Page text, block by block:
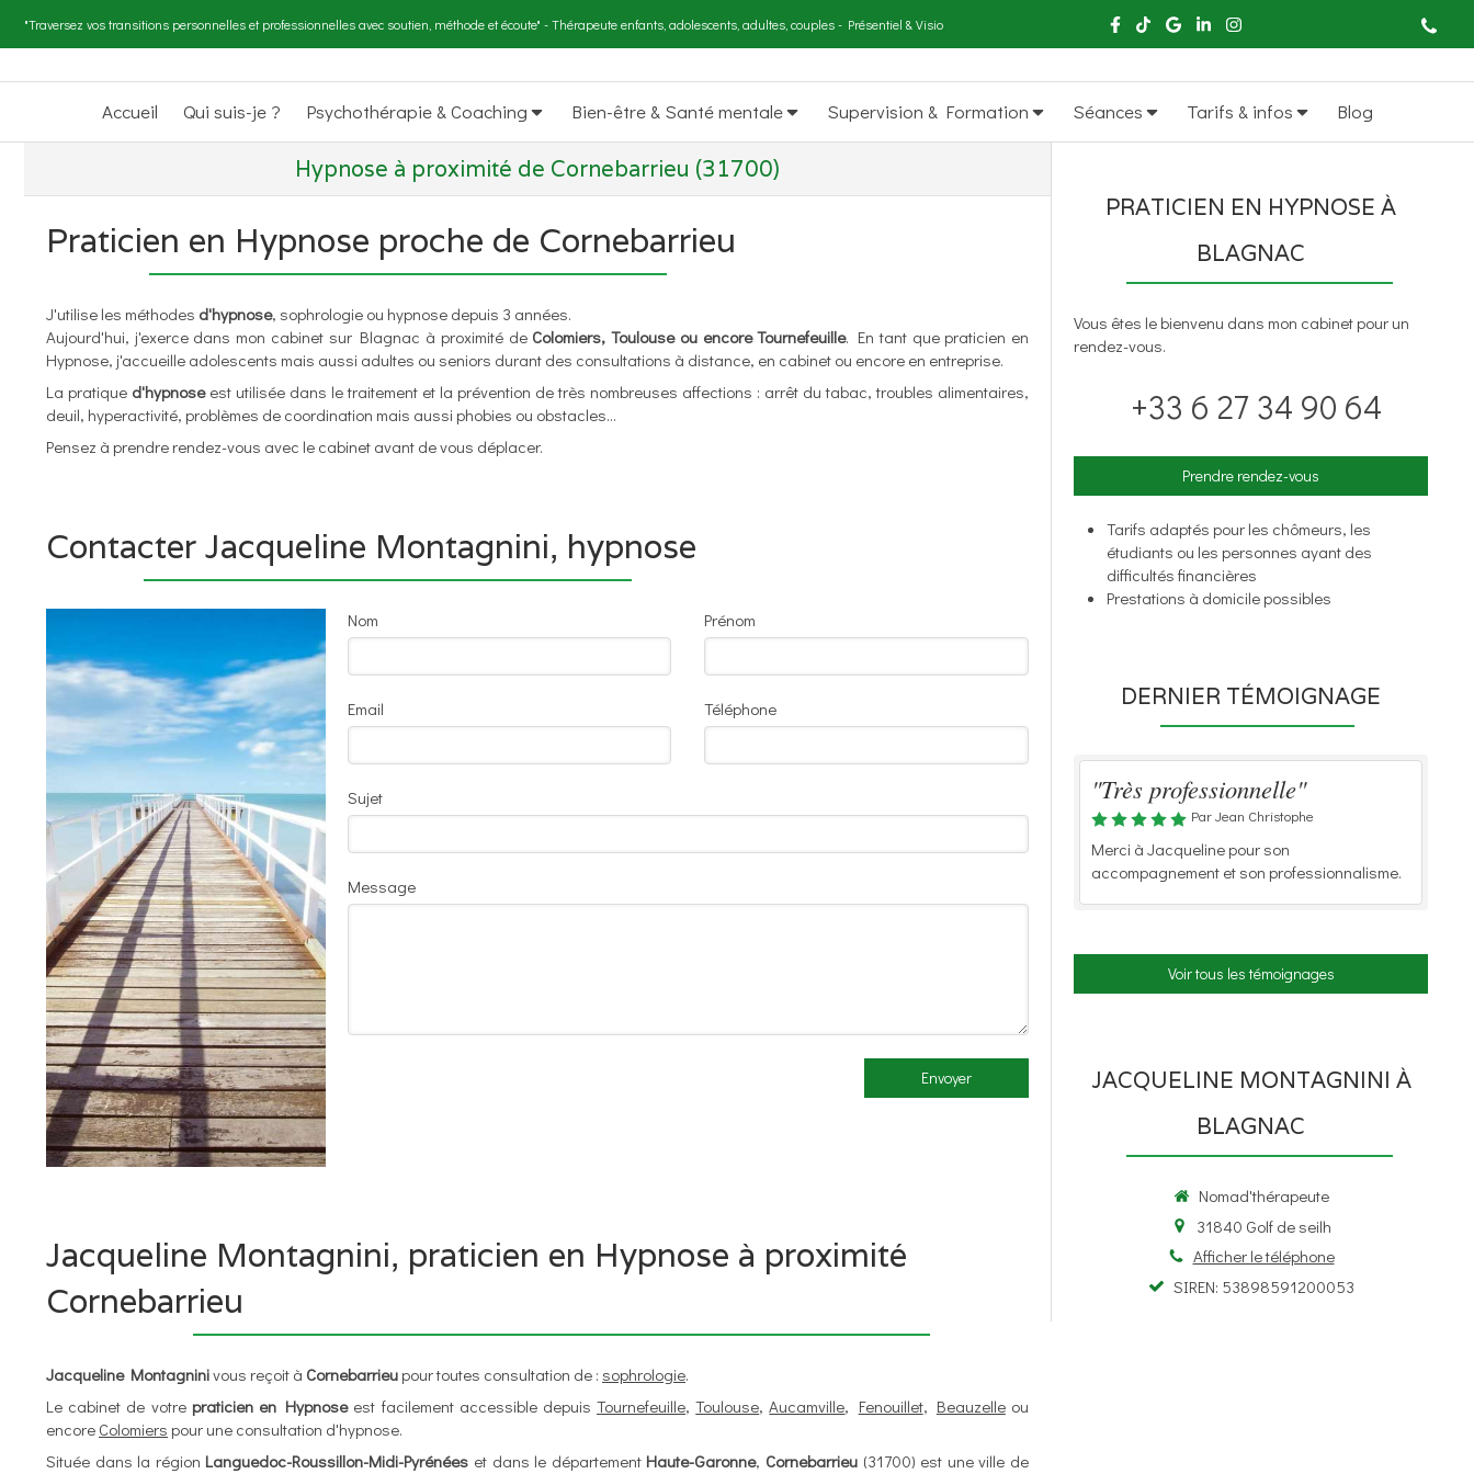
"Traversez vos transitions personnelles et professionnelles avec soutien, méthode et écoute" - Thérapeute enfants, adolescents, adultes, couples - Présentiel & Visio
Accueil Qui suis-je ? Psychothérapie & Coaching Bien-être & Santé mentale Supervision & Formation Séances Tarifs & infos Blog
Hypnose à proximité de Cornebarrieu (31700)
Praticien en Hypnose proche de Cornebarrieu
J'utilise les méthodes d'hypnose, sophrologie ou hypnose depuis 3 années.
Aujourd'hui, j'exerce dans mon cabinet sur Blagnac à proximité de Colomiers, Toulouse ou encore Tournefeuille. En tant que praticien en
Hypnose, j'accueille adolescents mais aussi adultes ou seniors durant des consultations à distance, en cabinet ou encore en entreprise.
La pratique d'hypnoseest utilisée dans le traitement et la prévention de très nombreuses affections : arrêt du tabac, troubles alimentaires,
deuil, hyperactivité, problèmes de coordination mais aussi phobies ou obstacles...
Pensez à prendre rendez-vous avec le cabinet avant de vous déplacer.
Contacter Jacqueline Montagnini, hypnose
Nom Prénom
Email Téléphone
Sujet
Message
Envoyer
Jacqueline Montagnini, praticien en Hypnose à proximité
Cornebarrieu
Jacqueline Montagninivous reçoit à Cornebarrieu pour toutes consultation de : sophrologie.
Le cabinet de votre praticien en Hypnoseest facilement accessible depuisTournefeuille,Toulouse,Aucamville, Fenouillet, Beauzelleou
encore Colomiers pour une consultation d'hypnose.
Située dans la région Languedoc-Roussillon-Midi-Pyrénées et dans le département Haute-Garonne, Cornebarrieu (31700) est une ville de
PRATICIEN EN HYPNOSE À
BLAGNAC
Vous êtes le bienvenu dans mon cabinet pour un
rendez-vous.
+33 6 27 34 90 64
Prendre rendez-vous
Tarifs adaptés pour les chômeurs, les
étudiants ou les personnes ayant des
difficultés financières
Prestations à domicile possibles
DERNIER TÉMOIGNAGE
"Très professionnelle"
Par Jean Christophe
Merci à Jacqueline pour son
accompagnement et son professionnalisme.
Voir tous les témoignages
JACQUELINE MONTAGNINI À
BLAGNAC
Nomad'thérapeute
31840 Golf de seilh
Afficher le téléphone
SIREN: 53898591200053